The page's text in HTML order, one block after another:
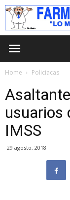
Home Policiacas
usuarios
IMSS
29 agosto, 2018